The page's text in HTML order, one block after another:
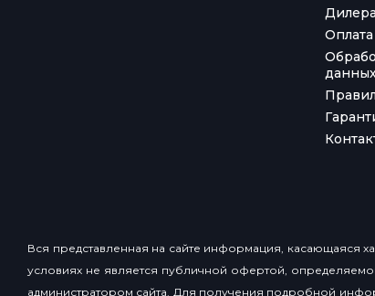
Вся представленная на сайте информация, касающаяся
условиях не является публичной офертой,
администратором сайта. Для получения подробной